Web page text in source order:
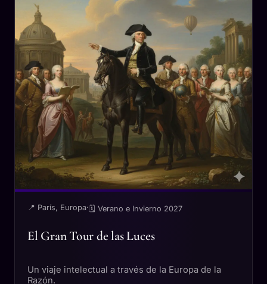
📍 París, Europa· 🗓 Verano e Invierno 2027
El Gran Tour de las Luces
Un viaje intelectual a través de la Europa de la
Razón.